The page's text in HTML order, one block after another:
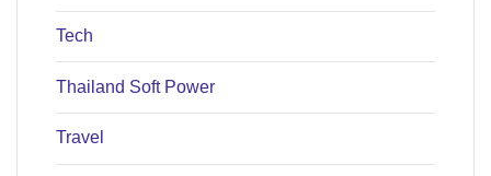
Tech
Thailand Soft Power
Travel